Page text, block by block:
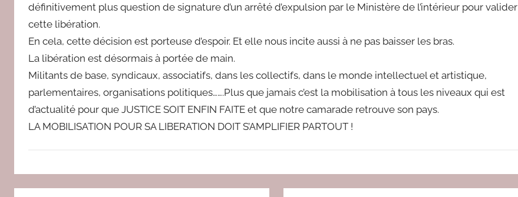
définitivement plus question de signature d’un arrêté d’expulsion par le Ministère de l’intérieur pour valider
cette libération.
En cela, cette décision est porteuse d’espoir. Et elle nous incite aussi à ne pas baisser les bras.
La libération est désormais à portée de main.
Militants de base, syndicaux, associatifs, dans les collectifs, dans le monde intellectuel et artistique,
parlementaires, organisations politiques…….Plus que jamais c’est la mobilisation à tous les niveaux qui est
d’actualité pour que JUSTICE SOIT ENFIN FAITE et que notre camarade retrouve son pays.
LA MOBILISATION POUR SA LIBERATION DOIT S’AMPLIFIER PARTOUT !